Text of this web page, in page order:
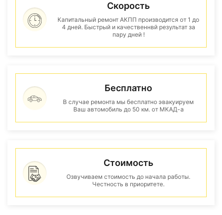
Скорость
Капитальный ремонт АКПП производится от 1 до
4 дней. Быстрый и качественнвй результат за
пару дней !
Бесплатно
В случае ремонта мы бесплатно эвакуируем
Ваш автомобиль до 50 км. от МКАД-а
Стоимость
Озвучиваем стоимость до начала работы.
Честность в приоритете.